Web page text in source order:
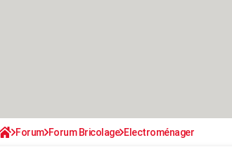
Forum Forum Bricolage Electroménager